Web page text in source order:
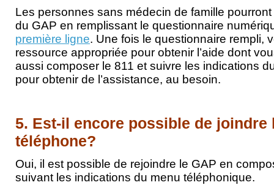
Les personnes sans médecin de famille
du GAP en remplissant le questionnaire
première ligne. Une fois le questionnaire rempli,
ressource appropriée pour obtenir l’aide dont
aussi composer le 811 et suivre les indications
pour obtenir de l’assistance, au besoin.
5. Est-il encore possible de joindre
téléphone?
Oui, il est possible de rejoindre le GAP en
suivant les indications du menu téléphonique.